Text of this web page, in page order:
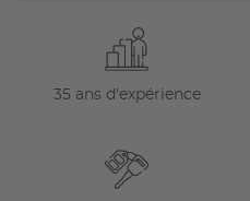
35 ans d'expérience